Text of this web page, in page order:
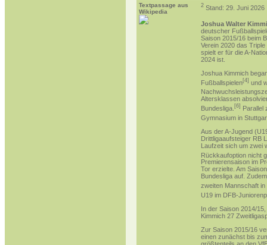
Textpassage aus
Wikipedia
2 Stand: 29. Juni 2026
Joshua Walter
deutscher
Saison 2015/16 beim
Verein 2020 das Triple
spielt er für dieA-
2024 ist.
Joshua Kimmich
Fußballspielen[4] und
Altersklassen
Bundesliga [6] Parallel
Gymnasium in
Aus derA-Jugend
Drittligaaufsteiger RB
Laufzeit sich um zwei
Rückkaufoption nicht
Premierensaison im
Tor erzielte. Am
Bundesliga auf.
zweiten Mannschaft in
U19 im DFB-
In der Saison 2014/15
Kimmich 27
Zur Saison 2015/16
einen zunächst bis